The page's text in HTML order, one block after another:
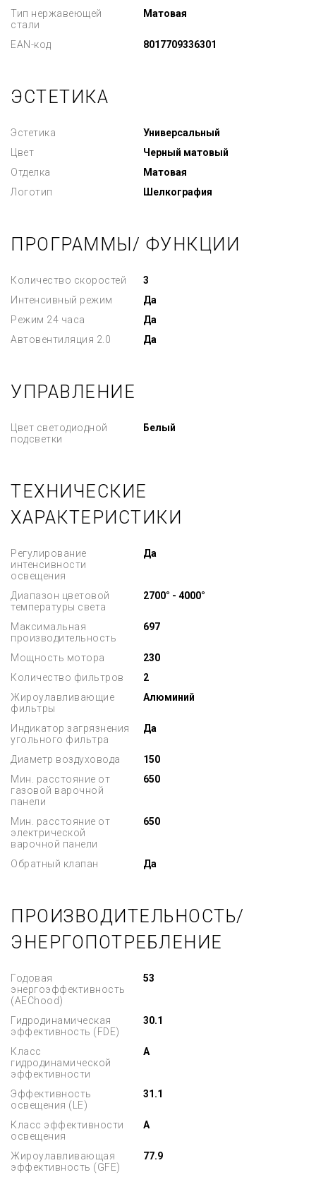
Тип нержавеющей
стали
Матовая
EAN-код 8017709336301
ЭСТЕТИКА
Эстетика
Универсальный
Цвет
Черный матовый
Отделка
Матовая
Логотип
Шелкография
ПРОГРАММЫ/ ФУНКЦИИ
Количество скоростей
3
Интенсивный режим
Да
Режим 24 часа
Да
Автовентиляция 2.0
Да
УПРАВЛЕНИЕ
Цвет светодиодной
подсветки
Белый
ТЕХНИЧЕСКИЕ
ХАРАКТЕРИСТИКИ
Регулирование
интенсивности
освещения
Да
Диапазон цветовой
температуры света
2700° - 4000°
Максимальная
производительность
697
Мощность мотора
230
Количество фильтров
2
Жироулавливающие
фильтры
Алюминий
Индикатор загрязнения
угольного фильтра
Да
Диаметр воздуховода
150
Мин. расстояние от
газовой варочной
панели
650
Мин. расстояние от
электрической
варочной панели
650
Обратный клапан Да
ПРОИЗВОДИТЕЛЬНОСТЬ/
ЭНЕРГОПОТРЕБЛЕНИЕ
Годовая
энергоэффективность
(AEChood)
53
Гидродинамическая
эффективность (FDE)
30.1
Класс
гидродинамической
эффективности
A
Эффективность
освещения (LE)
31.1
Класс эффективности
освещения
A
Жироулавливающая
эффективность (GFE)
77.9